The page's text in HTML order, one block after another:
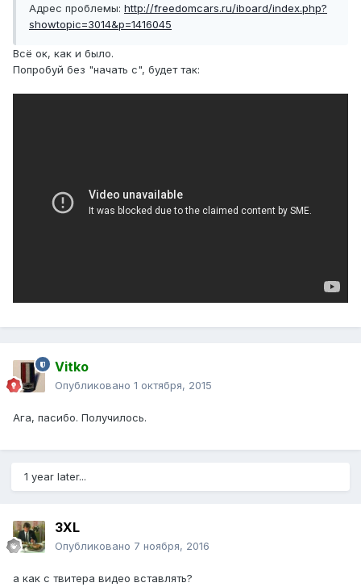
Адрес проблемы: http://freedomcars.ru/iboard/index.php?
showtopic=3014&p=1416045
Всё ок, как и было.
Попробуй без "начать с", будет так:
Vitko
Опубликовано 1 октября, 2015
Ага, пасибо. Получилось.
1 year later...
3XL
Опубликовано 7 ноября, 2016
а как с твитера видео вставлять?